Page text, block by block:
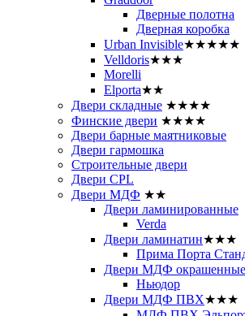
Дверные полотна
Дверная коробка
Urban Invisible★★★★★
Velldoris★★★
Morelli
Elporta★★
Двери складные ★★★★
Финские двери ★★★★
Двери барные маятниковые
Двери гармошка
Строительные двери
Двери CРL
Двери МДФ ★★
Двери ламинированные
Verda
Двери ламинатин★★★
Прима Порта
Двери МДФ окрашенные
Ньюдор
Двери МДФ ПВХ★★★